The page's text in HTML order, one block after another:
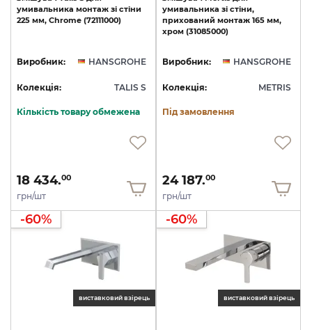
умивальника монтаж зі стіни
225 мм, Chrome (72111000)
Виробник: HANSGROHE
Колекція: TALIS S
Кількість товару обмежена
18 434.00
грн/шт
умивальника зі стіни,
прихований монтаж 165 мм,
хром (31085000)
Виробник: HANSGROHE
Колекція: METRIS
Під замовлення
24 187.00
грн/шт
виставковий взірець
-60%
виставковий взірець
-60%